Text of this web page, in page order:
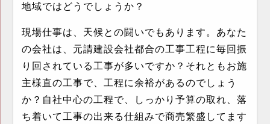
地域ではどうでしょうか？
現場仕事は、天候との闘いでもあります。あなた
の会社は、元請建設会社都合の工事工程に毎回振
り回されている工事が多いですか？それともお施
主様直の工事で、工程に余裕があるのでしょう
か？自社中心の工程で、しっかり予算の取れ、落
ち着いて工事の出来る仕組みで商売繁盛してます